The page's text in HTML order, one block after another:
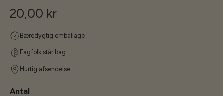
20,00 kr
Bæredygtig emballage
Fagfolk står bag
Hurtig afsendelse
Antal